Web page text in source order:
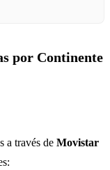
por Continente
a través de Movistar